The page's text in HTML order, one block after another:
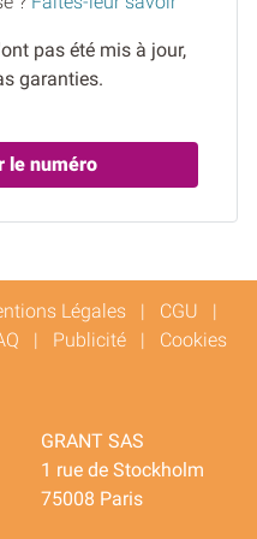
pas été mis à jour,
garanties.
le numéro
Légales | CGU |
| Publicité | Cookies
GRANT SAS
1 rue de Stockholm
75008 Paris